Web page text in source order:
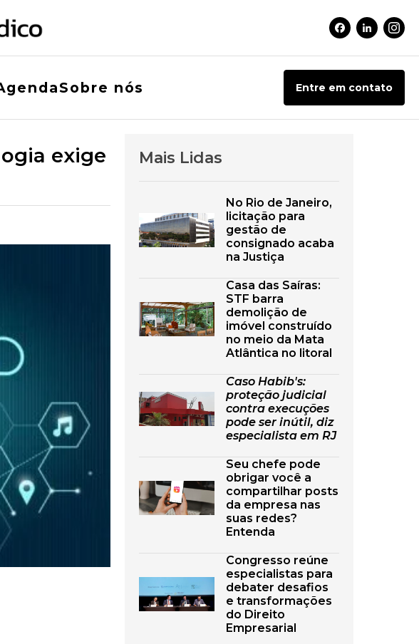
Facebook
Linkedin
Sobre nós Entre em contato
exige
Mais Lidas
No Rio de Janeiro,
licitação para
gestão de
consignado acaba
na Justiça
Casa das Saíras:
STF barra
demolição de
imóvel construído
no meio da Mata
Atlântica no litoral
Caso Habib's:
proteção judicial
contra execuções
pode ser inútil, diz
especialista em RJ
Seu chefe pode
obrigar você a
compartilhar posts
da empresa nas
suas redes?
Entenda
Congresso reúne
especialistas para
debater desafios
e transformações
do Direito
Empresarial